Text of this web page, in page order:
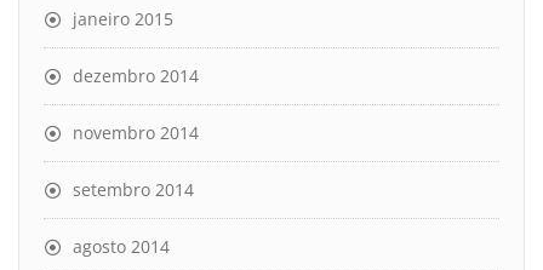
janeiro 2015
dezembro 2014
novembro 2014
setembro 2014
agosto 2014